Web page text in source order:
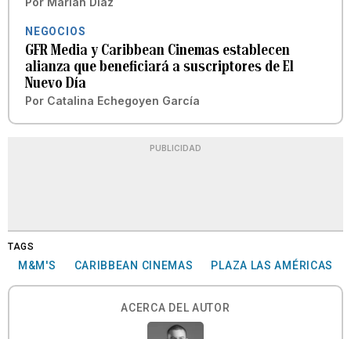
NEGOCIOS
GFR Media y Caribbean Cinemas establecen
alianza que beneficiará a suscriptores de El
Nuevo Día
Por Catalina Echegoyen García
PUBLICIDAD
TAGS
M&M'S CARIBBEAN CINEMAS PLAZA LAS AMÉRICAS
ACERCA DEL AUTOR